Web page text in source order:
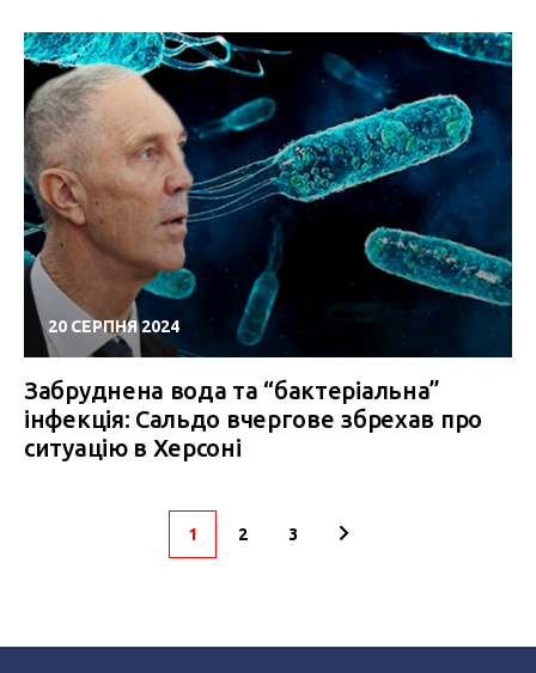
20 СЕРПНЯ 2024
Забруднена вода та “бактеріальна”
інфекція: Сальдо вчергове збрехав про
ситуацію в Херсоні
1 2 3